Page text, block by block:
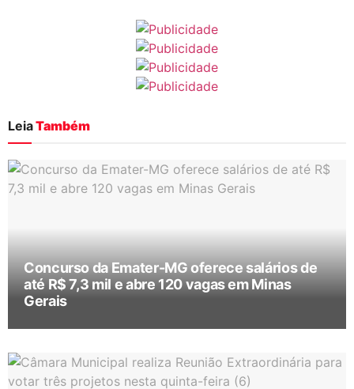
LeiaTambém
Concurso da Emater-MG oferece salários de
até R$ 7,3 mil e abre 120 vagas em Minas
Gerais